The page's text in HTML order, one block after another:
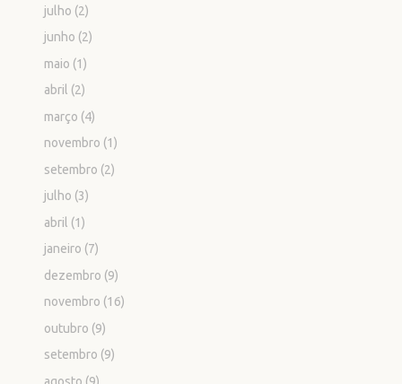
julho (2)
junho (2)
maio (1)
abril (2)
março (4)
novembro (1)
setembro (2)
julho (3)
abril (1)
janeiro (7)
dezembro (9)
novembro (16)
outubro (9)
setembro (9)
agosto (9)